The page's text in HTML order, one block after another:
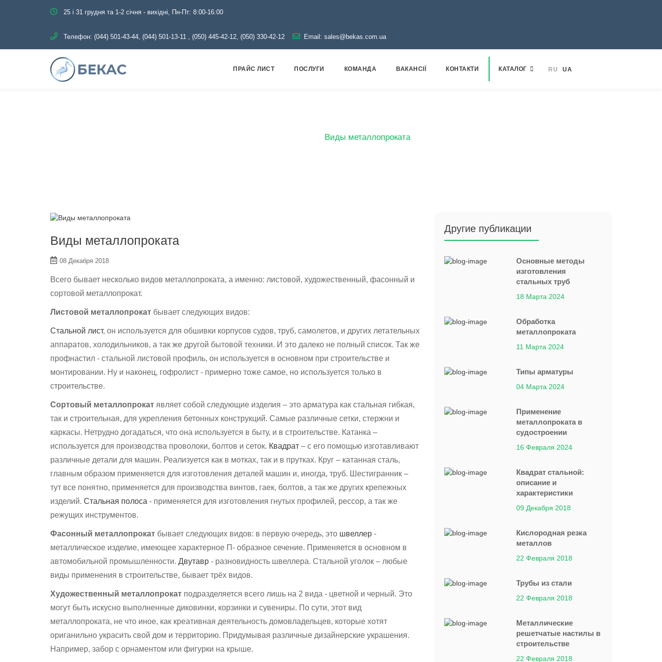
25 і 31 грудня та 1-2 січня - вихідні, Пн-Пт: 8:00-16:00
Телефон: (044) 501-43-44, (044) 501-13-11 , (050) 445-42-12, (050) 330-42-12 Email: sales@bekas.com.ua
ПРАЙС ЛИСТ ПОСЛУГИ КОМАНДА ВАКАНСІЇ КОНТАКТИ КАТАЛОГ RU UA
Виды металлопроката
Виды металлопроката
08 Декабря 2018
Всего бывает несколько видов металлопроката, а именно: листовой, художественный, фасонный и
сортовой металлопрокат.
Листовой металлопрокат бывает следующих видов:
Стальной лист, он используется для обшивки корпусов судов, труб, самолетов, и других летательных
аппаратов, холодильников, а так же другой бытовой техники. И это далеко не полный список. Так же
профнастил - стальной листовой профиль, он используется в основном при строительстве и
монтировании. Ну и наконец, гофролист - примерно тоже самое, но используется только в
строительстве.
Сортовый металлопрокат являет собой следующие изделия – это арматура как стальная гибкая,
так и строительная, для укрепления бетонных конструкций. Самые различные сетки, стержни и
каркасы. Нетрудно догадаться, что она используется в быту, и в строительстве. Катанка –
используется для производства проволоки, болтов и сеток. Квадрат – с его помощью изготавливают
различные детали для машин. Реализуется как в мотках, так и в прутках. Круг – катанная сталь,
главным образом применяется для изготовления деталей машин и, иногда, труб. Шестигранник –
тут все понятно, применяется для производства винтов, гаек, болтов, а так же других крепежных
изделий. Стальная полоса - применяется для изготовления гнутых профилей, рессор, а так же
режущих инструментов.
Фасонный металлопрокат бывает следующих видов: в первую очередь, это швеллер -
металлическое изделие, имеющее характерное П- образное сечение. Применяется в основном в
автомобильной промышленности. Двутавр - разновидность швеллера. Стальной уголок – любые
виды применения в строительстве, бывает трёх видов.
Художественный металлопрокат подразделяется всего лишь на 2 вида - цветной и черный. Это
могут быть искусно выполненные диковинки, корзинки и сувениры. По сути, этот вид
металлопроката, не что иное, как креативная деятельность домовладельцев, которые хотят
ориганильно украсить свой дом и территорию. Придумывая различные дизайнерские украшения.
Например, забор с орнаментом или фигурки на крыше.
Другие публикации
Основные методы
изготовления
стальных труб
18 Марта 2024
Обработка
металлопроката
11 Марта 2024
Типы арматуры
04 Марта 2024
Применение
металлопроката в
судостроении
16 Февраля 2024
Квадрат стальной:
описание и
характеристики
09 Декабря 2018
Кислородная резка
металлов
22 Февраля 2018
Трубы из стали
22 Февраля 2018
Металлические
решетчатые настилы в
строительстве
22 Февраля 2018